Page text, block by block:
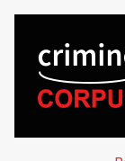
Panneau de